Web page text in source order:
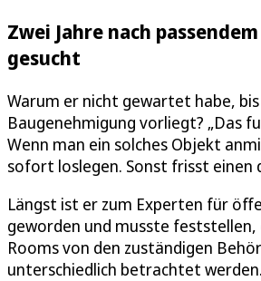
Zwei Jahre nach
gesucht
Warum er nicht gewartet habe,
Baugenehmigung vorliegt? „Das
Wenn man ein solches Objekt
sofort loslegen. Sonst frisst einen
Längst ist er zum Experten für
geworden und musste feststellen,
Rooms von den zuständigen
unterschiedlich betrachtet werden.